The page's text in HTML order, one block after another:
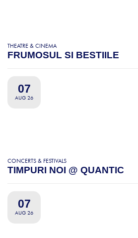
THEATRE & CINEMA
FRUMOSUL SI BESTIILE
07
AUG 26
CONCERTS & FESTIVALS
TIMPURI NOI @ QUANTIC
07
AUG 26